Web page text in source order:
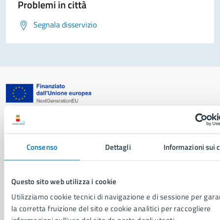
Consenso Dettagli Informazioni sui
Questo sito web utilizza i cookie
Utilizziamo cookie tecnici di navigazione e di sessione per
la corretta fruizione del sito e cookie analitici per raccogliere
Problemi in città
Segnala disservizio
AMMINISTRAZIONE
Organi di governo
Municipalità
Uffici
Enti e fondazioni